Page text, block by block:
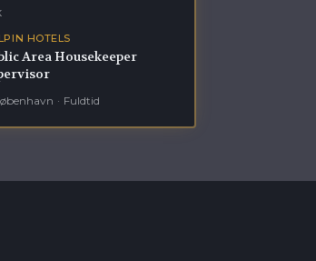
HOTELS
Area Housekeeper
· Fuldtid